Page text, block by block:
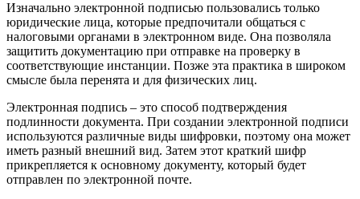
Изначально электронной подписью пользовались только
юридические лица, которые предпочитали общаться с
налоговыми органами в электронном виде. Она позволяла
защитить документацию при отправке на проверку в
соответствующие инстанции. Позже эта практика в широком
смысле была перенята и для физических лиц.
Электронная подпись – это способ подтверждения
подлинности документа. При создании электронной подписи
используются различные виды шифровки, поэтому она может
иметь разный внешний вид. Затем этот краткий шифр
прикрепляется к основному документу, который будет
отправлен по электронной почте.